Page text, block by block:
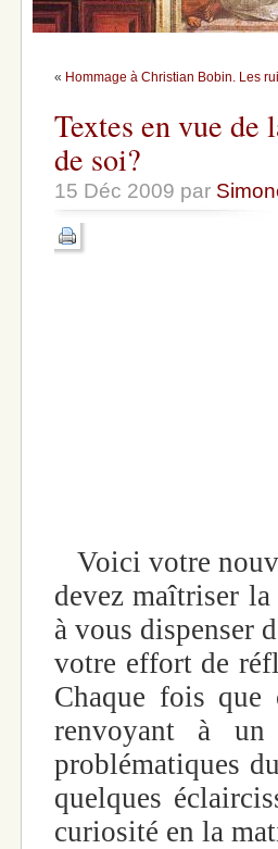
« Hommage à Christian Bobin. Les
Textes en vue
de soi?
15 Déc 2009 par
Voici votre
devez maîtriser la
à vous dispenser
votre effort de
Chaque fois
renvoyant à un
problématiques
quelques
curiosité en la